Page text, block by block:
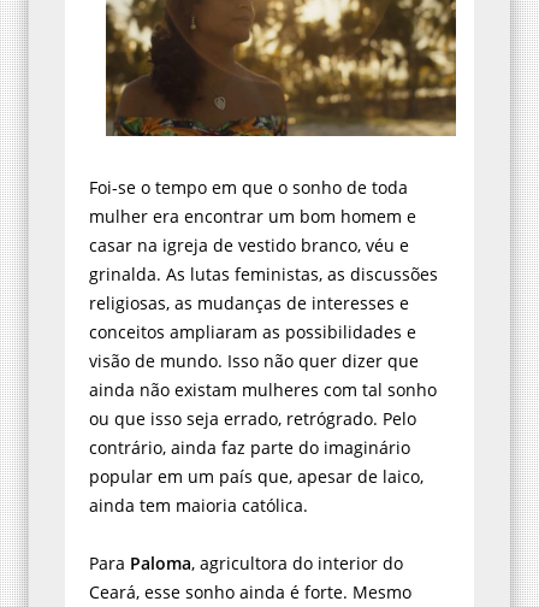
Foi-se o tempo em que o sonho de toda
mulher era encontrar um bom homem e
casar na igreja de vestido branco, véu e
grinalda. As lutas feministas, as discussões
religiosas, as mudanças de interesses e
conceitos ampliaram as possibilidades e
visão de mundo. Isso não quer dizer que
ainda não existam mulheres com tal sonho
ou que isso seja errado, retrógrado. Pelo
contrário, ainda faz parte do imaginário
popular em um país que, apesar de laico,
ainda tem maioria católica.
Para Paloma, agricultora do interior do
Ceará, esse sonho ainda é forte. Mesmo